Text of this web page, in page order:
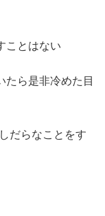
ことはない
たら是非冷めた目
だらなことをす